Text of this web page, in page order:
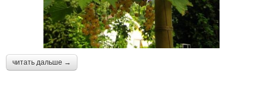
читать дальше →